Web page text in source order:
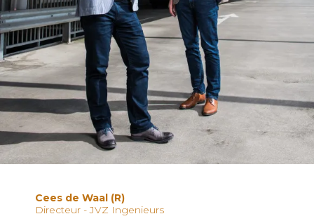
Cees de Waal (R)
Directeur - JVZ Ingenieurs